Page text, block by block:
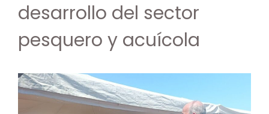
desarrollo del sector
pesquero y acuícola